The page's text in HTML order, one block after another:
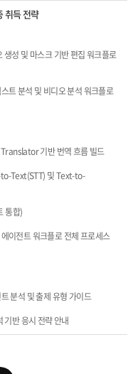
취득 전략
성 및 마스크 기반 편집 워크플로
트 분석 및 비디오 분석 워크플로
기반 번역 흐름 빌드
Text(STT) 및 Text-to-
통합)
이전트 워크플로 전체 프로세스
분석 및 출제 유형 가이드
기반 응시 전략 안내